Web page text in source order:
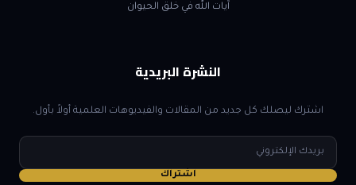
آيات الله في خلق الحيوان
النشرة البريدية
اشترك ليصلك كل جديد من المقالات والفيديوهات العلمية أولاً بأول.
البريد
الإلكتروني
اشتراك